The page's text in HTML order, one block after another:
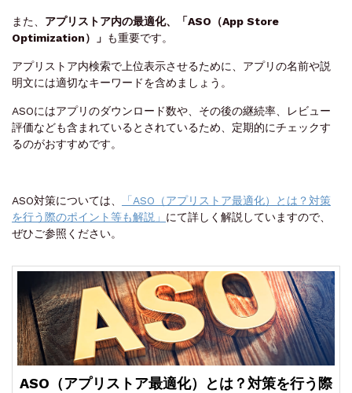
また、 アプリストア内の最適化、「ASO（App Store
Optimization）」 も重要です。
アプリストア内検索で上位表示させるために、アプリの名前や説
明文には適切なキーワードを含めましょう。
ASOにはアプリのダウンロード数や、その後の継続率、レビュー
評価なども含まれているとされているため、定期的にチェックす
るのがおすすめです。
ASO対策については、
「ASO（アプリストア最適化）とは？対策
を行う際のポイント等も解説」 にて詳しく解説していますので、
ぜひご参照ください。
ASO（アプリストア最適化）とは？対策を行う際